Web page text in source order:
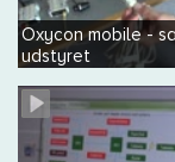
Oxycon mobile -
udstyret